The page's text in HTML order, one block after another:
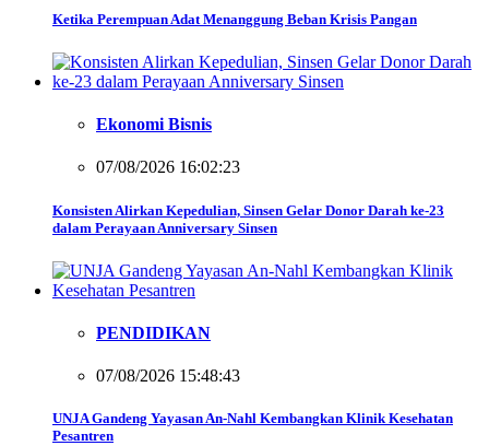
Ketika Perempuan Adat Menanggung Beban Krisis Pangan
Ekonomi Bisnis
07/08/2026 16:02:23
Konsisten Alirkan Kepedulian, Sinsen Gelar Donor Darah ke-23
dalam Perayaan Anniversary Sinsen
PENDIDIKAN
07/08/2026 15:48:43
UNJA Gandeng Yayasan An-Nahl Kembangkan Klinik Kesehatan
Pesantren